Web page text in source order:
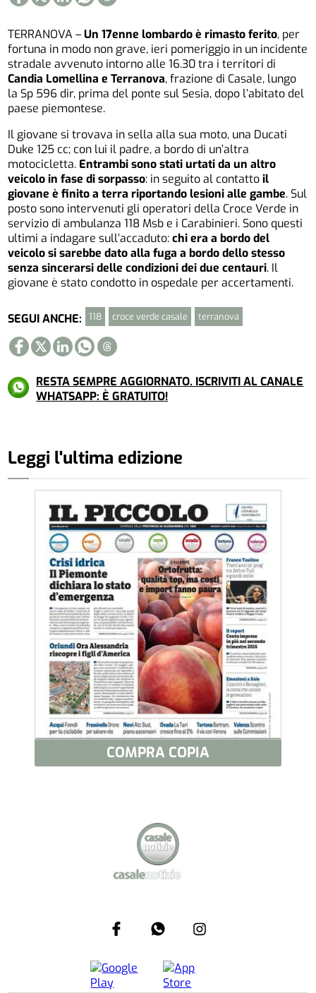
TERRANOVA –Un 17enne lombardo è rimasto ferito, per
fortuna in modo non grave, ieri pomeriggio in un incidente
stradale avvenuto intorno alle 16.30 tra i territori di
Candia Lomellina e Terranova, frazione di Casale, lungo
la Sp 596 dir, prima del ponte sul Sesia, dopo l’abitato del
paese piemontese.
Il giovane si trovava in sella alla sua moto, una Ducati
Duke 125 cc; con lui il padre, a bordo di un’altra
motocicletta. Entrambi sono stati urtati da un altro
veicolo in fase di sorpasso: in seguito al contattoil
giovane è finito a terra riportando lesioni alle gambe. Sul
posto sono intervenuti gli operatori della Croce Verde in
servizio di ambulanza 118 Msb e i Carabinieri. Sono questi
ultimi a indagare sull’accaduto:chi era a bordo del
veicolo si sarebbe dato alla fuga a bordo dello stesso
senza sincerarsi delle condizioni dei due centauri. Il
giovane è stato condotto in ospedale per accertamenti.
SEGUI ANCHE: 118 croce verde casale terranova
RESTA SEMPRE AGGIORNATO. ISCRIVITI AL CANALE
WHATSAPP: È GRATUITO!
Leggi l'ultima edizione
COMPRA COPIA